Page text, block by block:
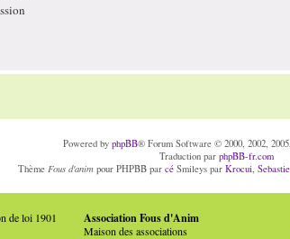
Powered by phpBB® Forum Software © 2000, 2002,
Traduction parphpBB-fr.com
Thème Fous d'anim pour PHPBB parcé Smileys parKrocui ,
de loi 1901
Association Fous d'Anim
Maison des associations